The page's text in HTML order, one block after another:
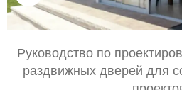
Выбор алюминиевых
гостиной: Комфорт, Стиль,